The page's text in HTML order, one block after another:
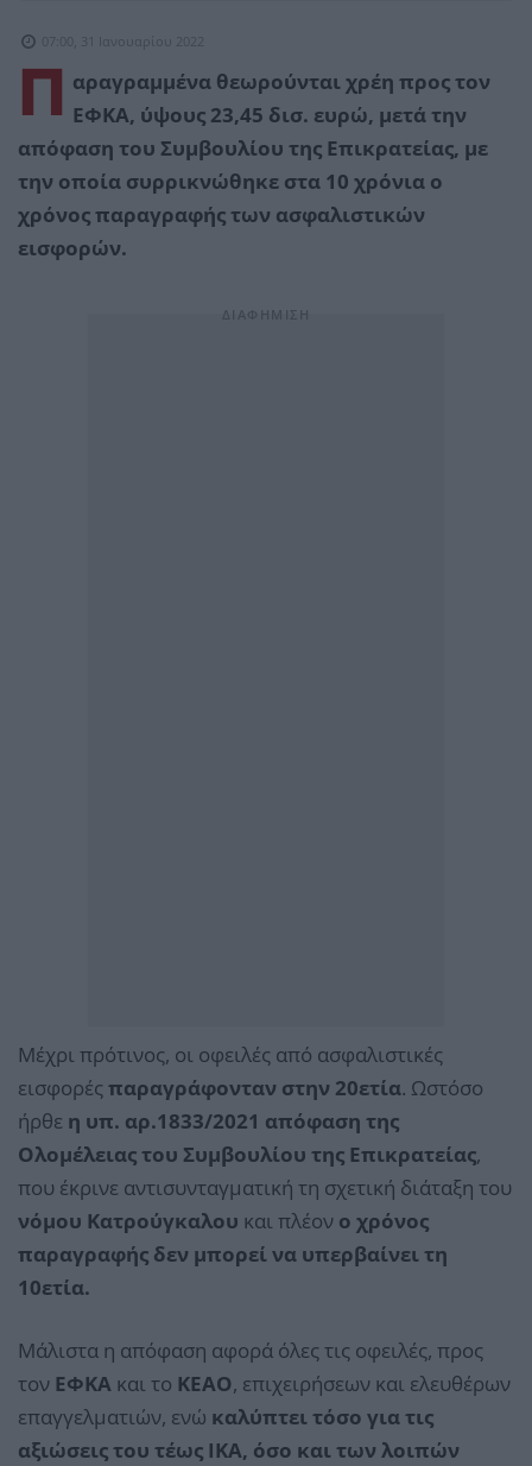
07:00, 31 Ιανουαρίου 2022
Π
αραγραμμένα θεωρούνται χρέη προς τον
ΕΦΚΑ, ύψους 23,45 δισ. ευρώ, μετά την
απόφαση του Συμβουλίου της Επικρατείας, με
την οποία συρρικνώθηκε στα 10 χρόνια ο
χρόνος παραγραφής των ασφαλιστικών
εισφορών.
Μέχρι πρότινος, οι οφειλές από ασφαλιστικές
εισφορές παραγράφονταν στην 20ετία. Ωστόσο
ήρθε η υπ. αρ.1833/2021 απόφαση της
Ολομέλειας του Συμβουλίου της Επικρατείας,
που έκρινε αντισυνταγματική τη σχετική διάταξη του
νόμου Κατρούγκαλου και πλέον ο χρόνος
παραγραφής δεν μπορεί να υπερβαίνει τη
10ετία.
Μάλιστα η απόφαση αφορά όλες τις οφειλές, προς
τον ΕΦΚΑ και το ΚΕΑΟ, επιχειρήσεων και ελευθέρων
επαγγελματιών, ενώ καλύπτει τόσο για τις
αξιώσεις του τέως ΙΚΑ, όσο και των λοιπών